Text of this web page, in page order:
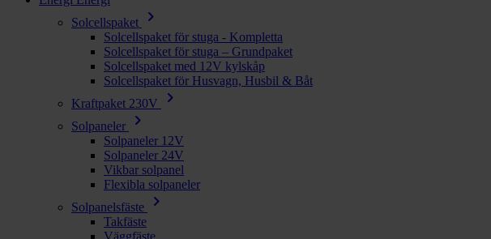
Solcellspaket
chevron_right
Solcellspaket för stuga - Kompletta
Solcellspaket för stuga – Grundpaket
Solcellspaket med 12V kylskåp
Solcellspaket för Husvagn, Husbil & Båt
Kraftpaket 230V
chevron_right
Solpaneler chevron_right
Solpaneler 12V
Solpaneler 24V
Vikbar solpanel
Flexibla solpaneler
Solpanelsfäste
chevron_right
Takfäste
Väggfäste